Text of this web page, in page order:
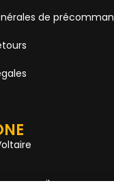
de